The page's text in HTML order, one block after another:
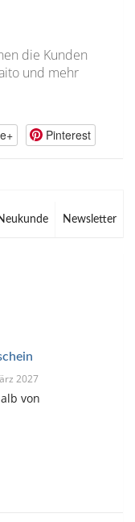
die Kunden
und mehr
Pinterest
Newsletter
2027
von